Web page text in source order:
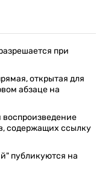
при
открытая для
абзаце на
содержащих ссылку
публикуются на